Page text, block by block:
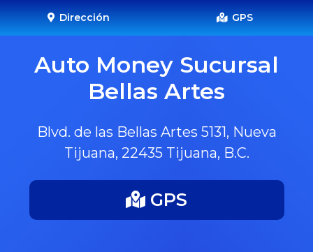
Dirección GPS
Auto Money Sucursal
Bellas Artes
Blvd. de las Bellas Artes 5131, Nueva
Tijuana, 22435 Tijuana, B.C.
GPS